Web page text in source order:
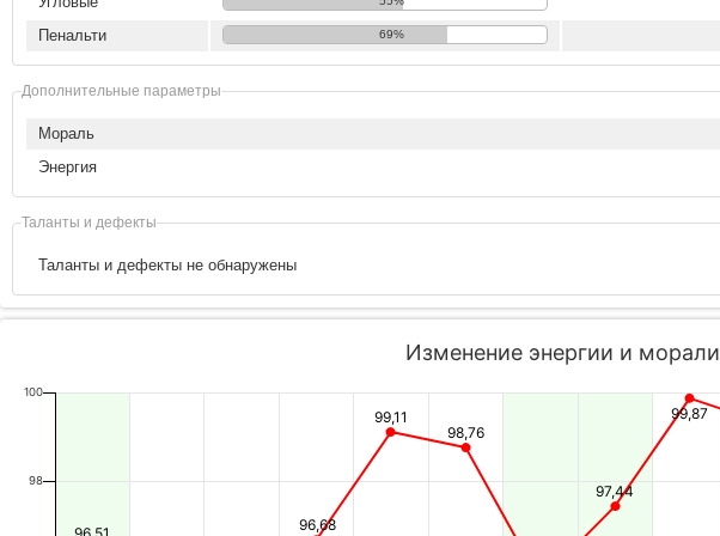
Пенальти
69%
Дополнительные параметры
Мораль
Энергия
Таланты и дефекты
Таланты и дефекты не обнаружены
Изменение энергии и морали
96,68
99,11
98,76
97,44
99,87
98
100